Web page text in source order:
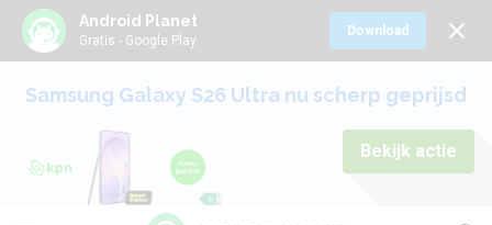
Android Planet
Gratis - Google Play
Download
Samsung Galaxy S26 Ultra nu scherp geprijsd
Bekijk actie